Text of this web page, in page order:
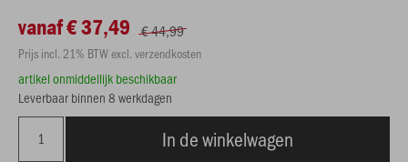
vanaf € 37,49 € 44,99
Prijs incl. 21% BTW excl. verzendkosten
artikel onmiddellijk beschikbaar
Leverbaar binnen 8 werkdagen
In de winkelwagen